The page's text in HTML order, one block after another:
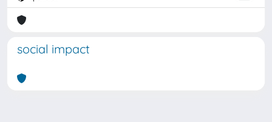
social impact